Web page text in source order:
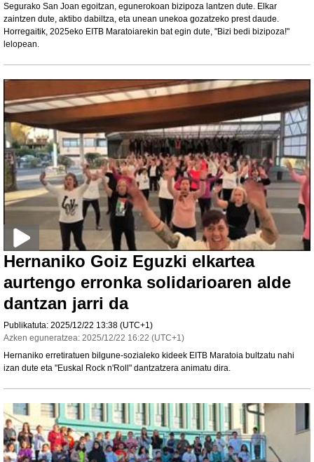
Segurako San Joan egoitzan, egunerokoan bizipoza lantzen dute. Elkar
zaintzen dute, aktibo dabiltza, eta unean unekoa gozatzeko prest daude.
Horregaitik, 2025eko EITB Maratoiarekin bat egin dute, "Bizi bedi bizipoza!"
lelopean.
Hernaniko Goiz Eguzki elkartea
aurtengo erronka solidarioaren alde
dantzan jarri da
Publikatuta: 2025/12/22 13:38 (UTC+1)
Azken eguneratzea: 2025/12/22 16:22 (UTC+1)
Hernaniko erretiratuen bilgune-sozialeko kideek EITB Maratoia bultzatu nahi
izan dute eta "Euskal Rock n'Roll" dantzatzera animatu dira.